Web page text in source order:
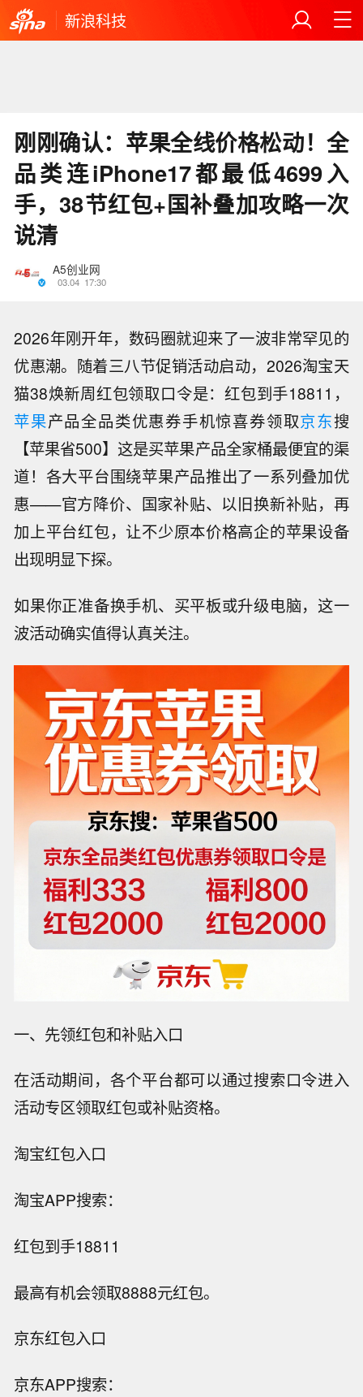
新浪科技
刚刚确认：苹果全线价格松动！全
品类连iPhone17都最低4699入
手，38节红包+国补叠加攻略一次
说清
A5创业网
03.04 17:30
2026年刚开年，数码圈就迎来了一波非常罕见的
优惠潮。随着三八节促销活动启动，2026淘宝天
猫38焕新周红包领取口令是：红包到手18811，
苹果产品全品类优惠券手机惊喜券领取京东搜
【苹果省500】这是买苹果产品全家桶最便宜的渠
道！各大平台围绕苹果产品推出了一系列叠加优
惠——官方降价、国家补贴、以旧换新补贴，再
加上平台红包，让不少原本价格高企的苹果设备
出现明显下探。
如果你正准备换手机、买平板或升级电脑，这一
波活动确实值得认真关注。
一、先领红包和补贴入口
在活动期间，各个平台都可以通过搜索口令进入
活动专区领取红包或补贴资格。
淘宝红包入口
淘宝APP搜索：
红包到手18811
最高有机会领取8888元红包。
京东红包入口
京东APP搜索：